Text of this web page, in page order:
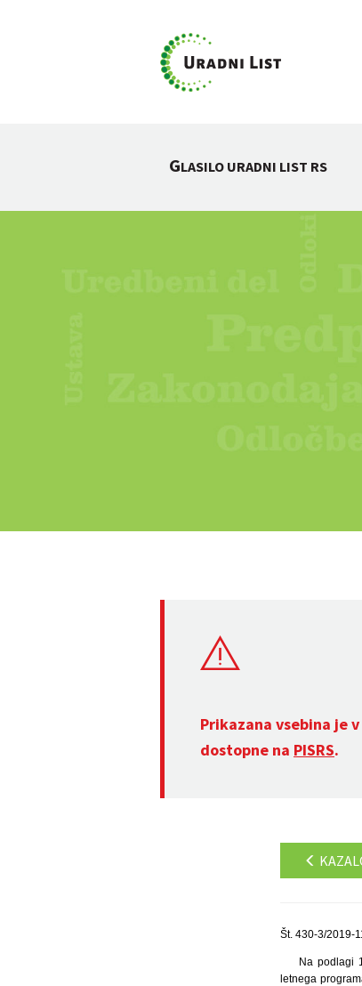
GLASILO URADNI LIST RS
Prikazana vsebina je
dostopne na PISRS.
Št. 430-3/2019-
Na podlagi
letnega